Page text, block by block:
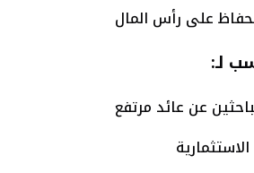
على رأس المال
لـ:
عن عائد مرتفع